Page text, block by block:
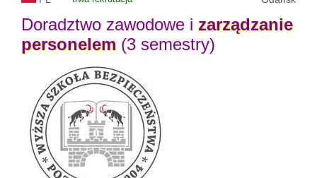
Doradztwo zawodowe i zarządzanie
personelem (3 semestry)